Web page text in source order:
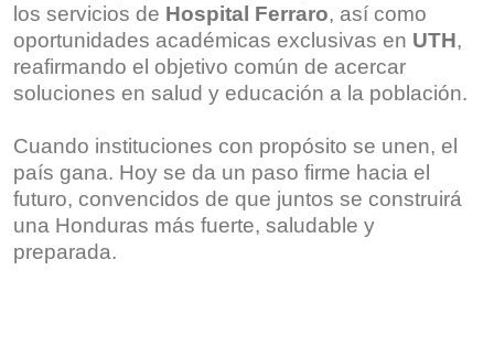
los servicios de Hospital Ferraro, así como
oportunidades académicas exclusivas en UTH,
reafirmando el objetivo común de acercar
soluciones en salud y educación a la población.
Cuando instituciones con propósito se unen, el
país gana. Hoy se da un paso firme hacia el
futuro, convencidos de que juntos se construirá
una Honduras más fuerte, saludable y
preparada.